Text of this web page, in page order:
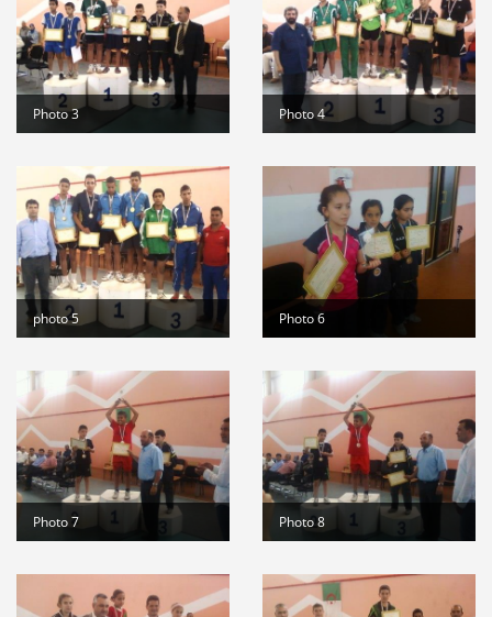
suite
Stage de formation à la faculté des...Lire la suite
المرحلة الجهوية التأهيلية للبطولة...Lire la suite
Photo 3 Photo 4
photo 5 Photo 6
Photo 7 Photo 8